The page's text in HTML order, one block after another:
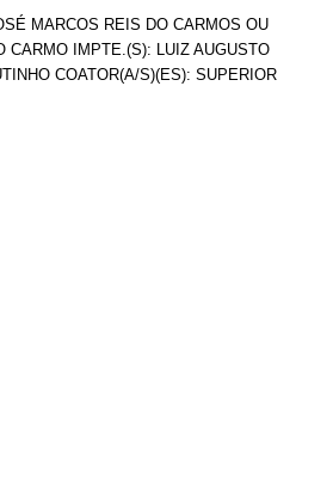
MARCOS REIS DO CARMOS OU
CARMO IMPTE.(S): LUIZ AUGUSTO
COATOR(A/S)(ES): SUPERIOR